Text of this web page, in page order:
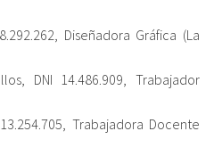
Diseñadora Gráfica (La
DNI 14.486.909, Trabajador
Trabajadora Docente